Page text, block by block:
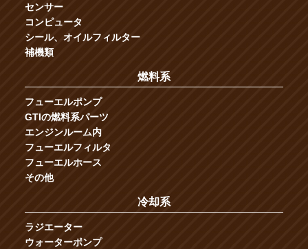
センサー
コンピュータ
シール、オイルフィルター
補機類
燃料系
フューエルポンプ
GTIの燃料系パーツ
エンジンルーム内
フューエルフィルタ
フューエルホース
その他
冷却系
ラジエーター
ウォーターポンプ